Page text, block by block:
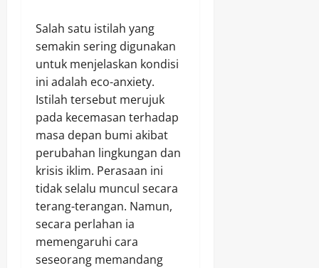
Salah satu istilah yang
semakin sering digunakan
untuk menjelaskan kondisi
ini adalah eco-anxiety.
Istilah tersebut merujuk
pada kecemasan terhadap
masa depan bumi akibat
perubahan lingkungan dan
krisis iklim. Perasaan ini
tidak selalu muncul secara
terang-terangan. Namun,
secara perlahan ia
memengaruhi cara
seseorang memandang